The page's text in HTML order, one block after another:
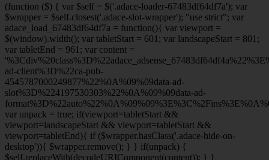
(function ($) { var $self = $('.adace-loader-67483df64df7a'); var
$wrapper = $self.closest('.adace-slot-wrapper'); "use strict"; var
adace_load_67483df64df7a = function(){ var viewport =
$(window).width(); var tabletStart = 601; var landscapeStart = 801;
var tabletEnd = 961; var content =
ad-client%3D%22ca-pub-
4545787000249877%22%0A%09%09data-ad-
slot%3D%224197530303%22%0A%09%09data-ad-
var unpack = true; if(viewport=tabletStart &&
viewport=landscapeStart && viewport=tabletStart &&
viewport=tabletEnd){ if ($wrapper.hasClass('.adace-hide-on-
desktop')){ $wrapper.remove(); } } if(unpack) {
$self.replaceWith(decodeURIComponent(content)); } }